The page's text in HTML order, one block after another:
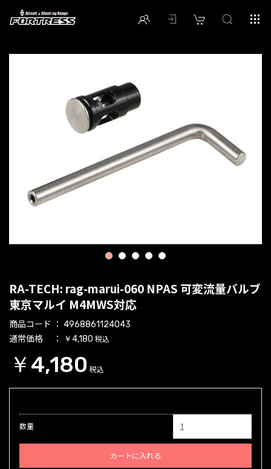
1 2 3 4 5
RA-TECH: rag-marui-060 NPAS 可変流量バルブ
東京マルイ M4MWS対応
商品コード 4968861124043
通常価格 ￥4,180 税込
￥4,180 税込
数量
カートに入れる